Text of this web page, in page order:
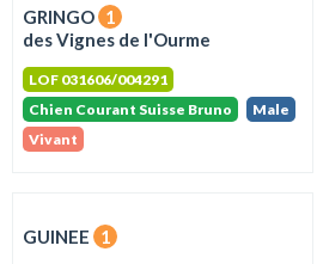
GRINGO 1
des Vignes de l'Ourme
LOF 031606/004291
Chien Courant Suisse Bruno
Male
Vivant
GUINEE 1